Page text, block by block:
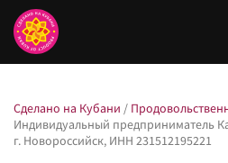
Сделано на Кубани /
Индивидуальный предприниматель
г. Новороссийск, ИНН 231512195221